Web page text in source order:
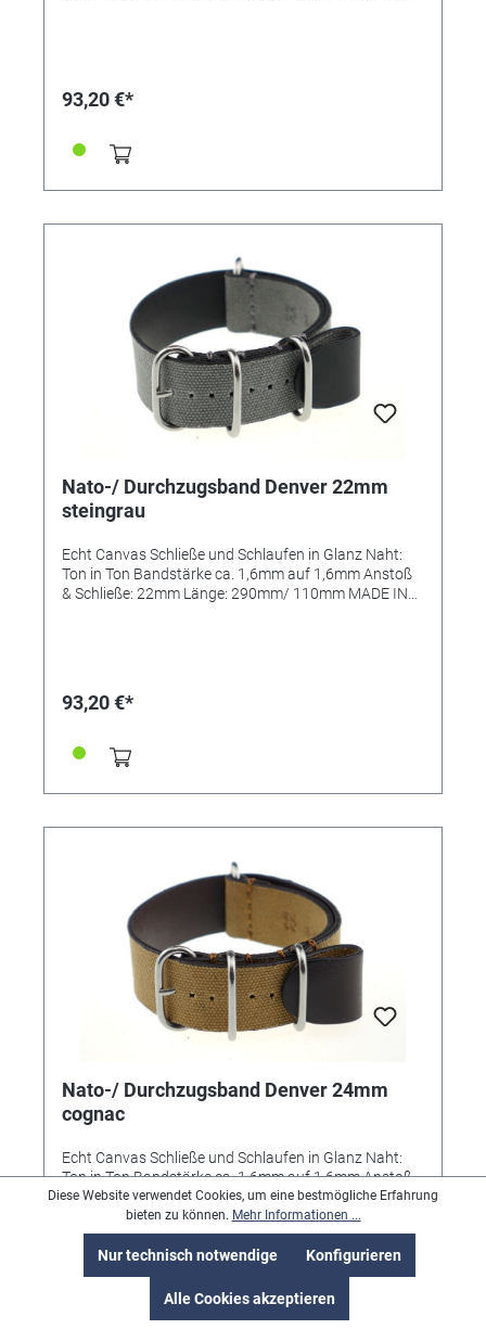
93,20 €*
Nato-/ Durchzugsband Denver 22mm
steingrau
Echt Canvas Schließe und Schlaufen in Glanz Naht:
Ton in Ton Bandstärke ca. 1,6mm auf 1,6mm Anstoß
& Schließe: 22mm Länge: 290mm/ 110mm MADE IN
93,20 €*
Nato-/ Durchzugsband Denver 24mm
cognac
Echt Canvas Schließe und Schlaufen in Glanz Naht:
Ton in Ton Bandstärke ca. 1,6mm auf 1,6mm Anstoß
& Schließe: 24mm Länge: 290mm/ 110mm MADE IN
GERMANY
Diese Website verwendet Cookies, um eine bestmögliche Erfahrung
bieten zu können. Mehr Informationen ...
Nur technisch notwendige Konfigurieren
Alle Cookies akzeptieren